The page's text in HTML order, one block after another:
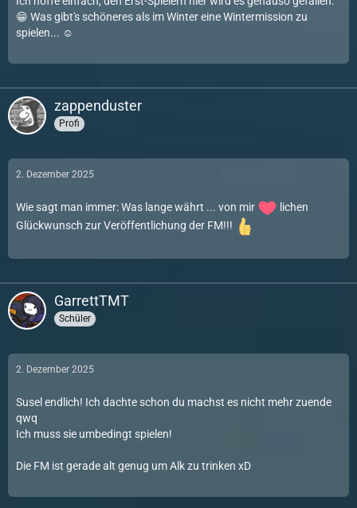
😁 Was gibt's schöneres als im Winter eine Wintermission zu
spielen... ☺️
zappenduster
Profi
2. Dezember 2025
Wie sagt man immer: Was lange währt ... von mir
lichen
Glückwunsch zur Veröffentlichung der FM!!!
GarrettTMT
Schüler
2. Dezember 2025
Susel endlich! Ich dachte schon du machst es nicht mehr zuende
qwq
Ich muss sie umbedingt spielen!
Die FM ist gerade alt genug um Alk zu trinken xD